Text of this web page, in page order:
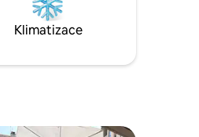
Klimatizace